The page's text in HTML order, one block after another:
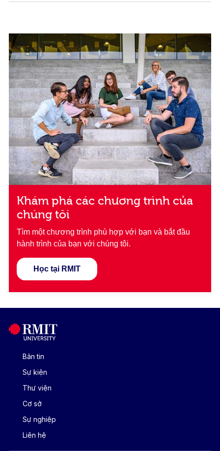
Khám phá các chương trình của
chúng tôi
Tìm một chương trình phù hợp với bạn và bắt đầu
hành trình của bạn với chúng tôi.
Học tại RMIT
Bản tin
Sự kiện
Thư viện
Cơ sở
Sự nghiệp
Liên hệ